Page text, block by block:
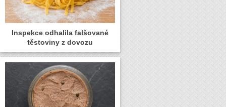
Inspekce odhalila falšované
těstoviny z dovozu